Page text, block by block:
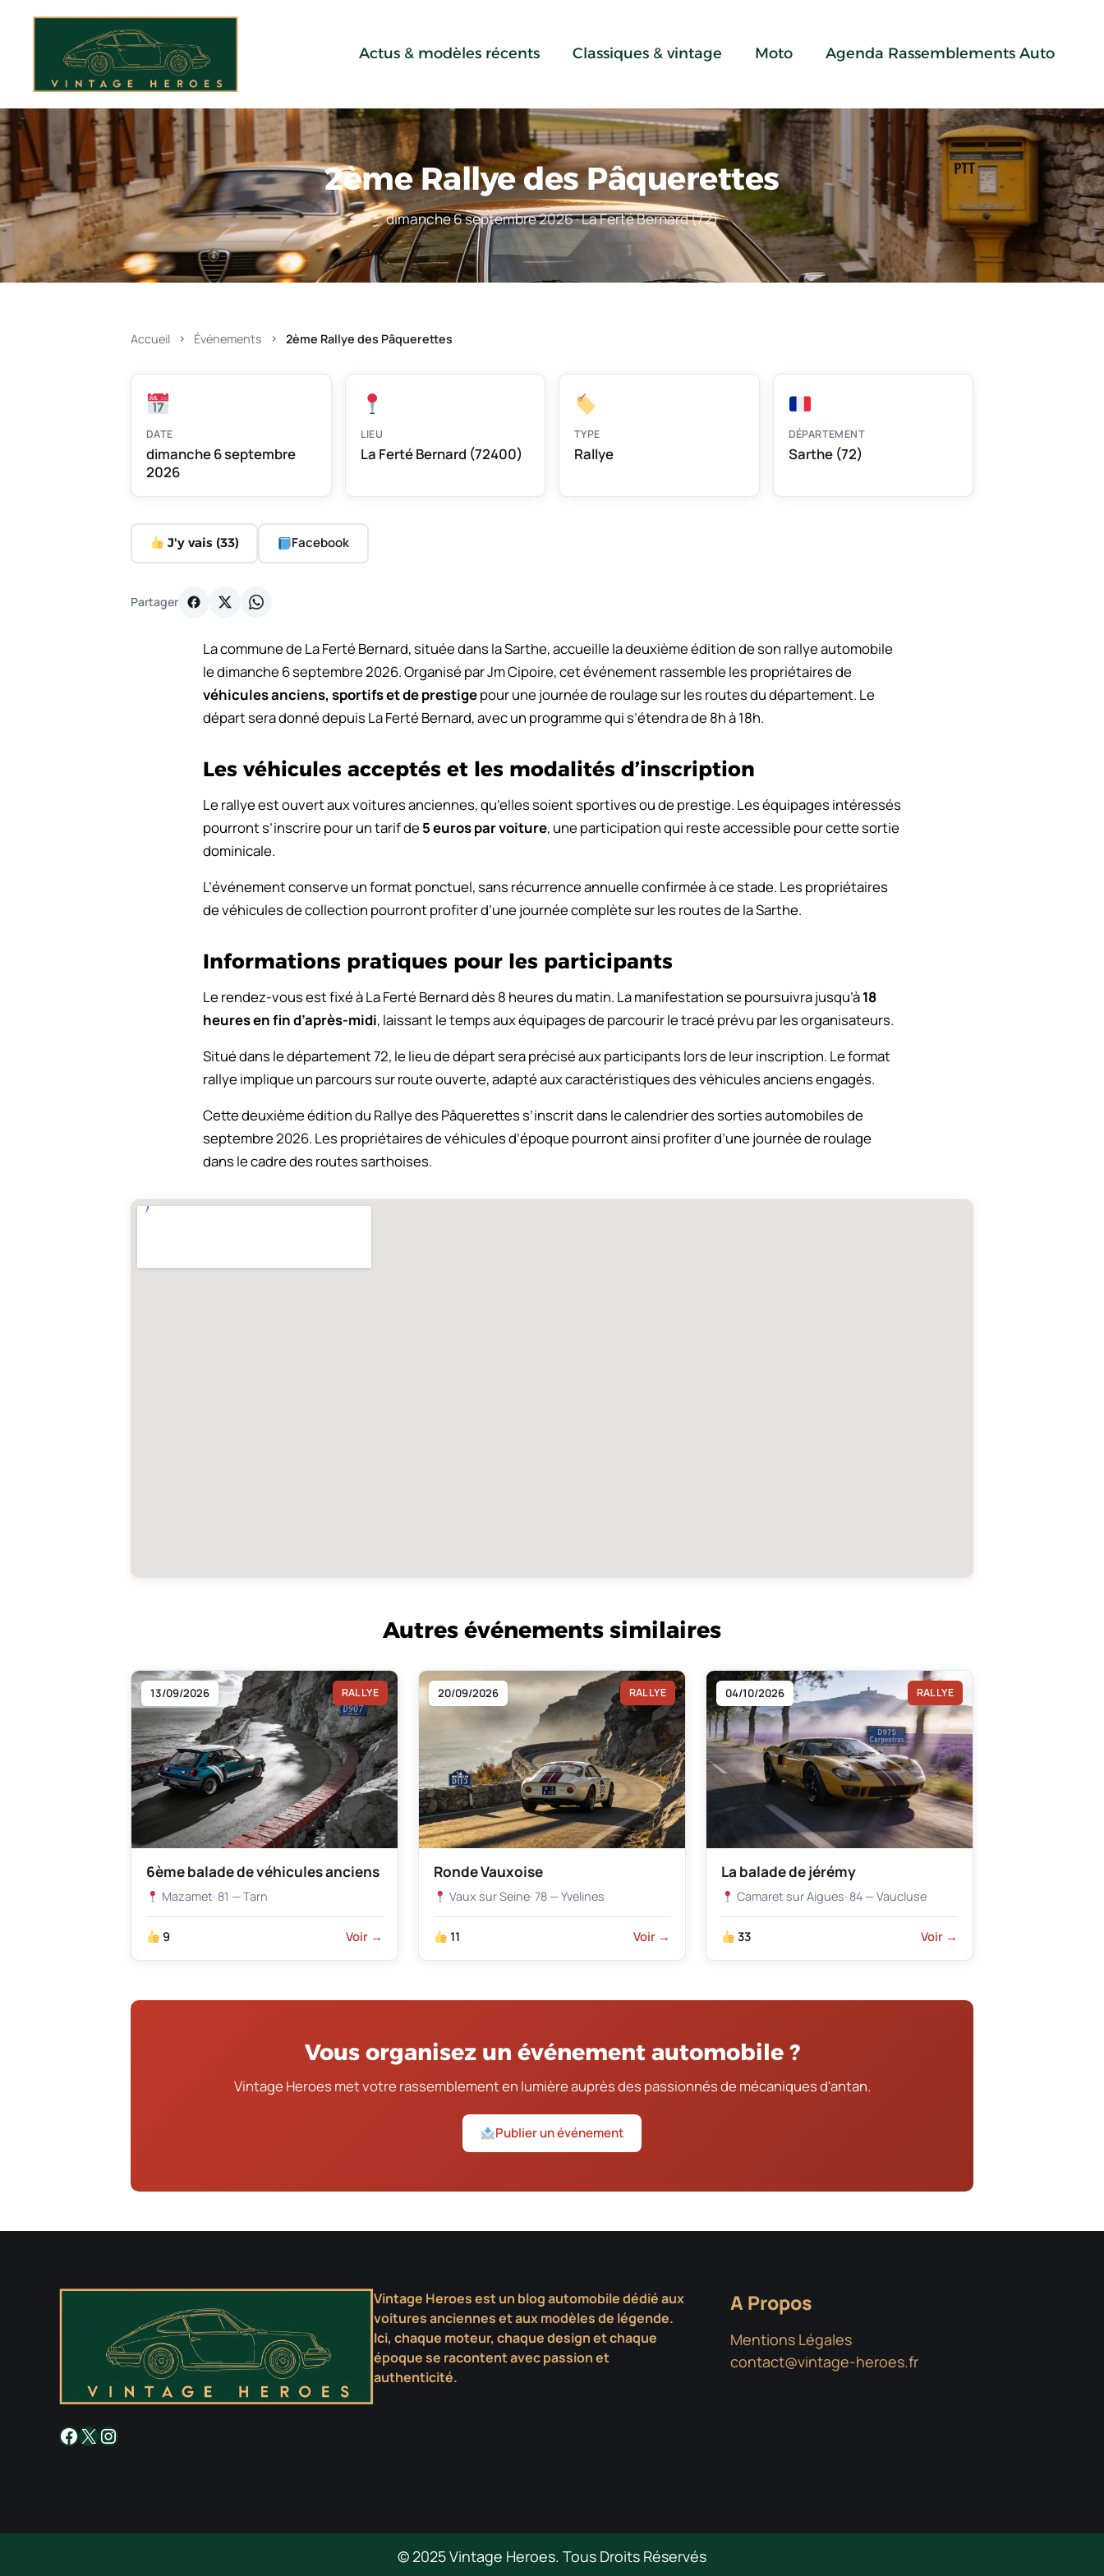
Actus & modèles récents Classiques & vintage Moto Agenda Rassemblements Auto
2ème Rallye des Pâquerettes
dimanche 6 septembre 2026 · La Ferté Bernard (72)
Accueil Événements 2ème Rallye des Pâquerettes
DATE
dimanche 6 septembre
2026
LIEU
La Ferté Bernard (72400)
TYPE
Rallye
DÉPARTEMENT
Sarthe (72)
J'y vais (33) Facebook
Partager
La commune de La Ferté Bernard, située dans la Sarthe, accueille la deuxième édition de son rallye automobile
le dimanche 6 septembre 2026. Organisé par Jm Cipoire, cet événement rassemble les propriétaires de
véhicules anciens, sportifs et de prestigepour une journée de roulage sur les routes du département. Le
départ sera donné depuis La Ferté Bernard, avec un programme qui s’étendra de 8h à 18h.
Les véhicules acceptés et les modalités d’inscription
Le rallye est ouvert aux voitures anciennes, qu’elles soient sportives ou de prestige. Les équipages intéressés
pourront s’inscrire pour un tarif de 5 euros par voiture, une participation qui reste accessible pour cette sortie
dominicale.
L’événement conserve un format ponctuel, sans récurrence annuelle confirmée à ce stade. Les propriétaires
de véhicules de collection pourront profiter d’une journée complète sur les routes de la Sarthe.
Informations pratiques pour les participants
Le rendez-vous est fixé à La Ferté Bernard dès 8 heures du matin. La manifestation se poursuivra jusqu’à18
heures en fin d’après-midi, laissant le temps aux équipages de parcourir le tracé prévu par les organisateurs.
Situé dans le département 72, le lieu de départ sera précisé aux participants lors de leur inscription. Le format
rallye implique un parcours sur route ouverte, adapté aux caractéristiques des véhicules anciens engagés.
Cette deuxième édition du Rallye des Pâquerettes s’inscrit dans le calendrier des sorties automobiles de
septembre 2026. Les propriétaires de véhicules d’époque pourront ainsi profiter d’une journée de roulage
dans le cadre des routes sarthoises.
Autres événements similaires
13/09/2026 RALLYE
6ème balade de véhicules anciens
Mazamet· 81 — Tarn
9 Voir →
20/09/2026 RALLYE
Ronde Vauxoise
Vaux sur Seine· 78 — Yvelines
11 Voir →
04/10/2026 RALLYE
La balade de jérémy
Camaret sur Aigues· 84 — Vaucluse
33 Voir →
Vous organisez un événement automobile ?
Vintage Heroes met votre rassemblement en lumière auprès des passionnés de mécaniques d'antan.
Publier un événement
Facebook
X Instagram
Vintage Heroes est un blog automobile dédié aux
voitures anciennes et aux modèles de légende.
Ici, chaque moteur, chaque design et chaque
époque se racontent avec passion et
authenticité.
A Propos
Mentions Légales
contact@vintage-heroes.fr
© 2025 Vintage Heroes. Tous Droits Réservés